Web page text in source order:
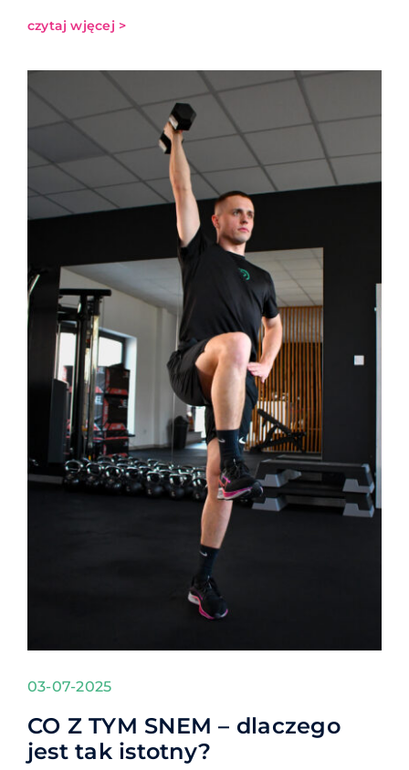
czytaj wjęcej >
03-07-2025
CO Z TYM SNEM – dlaczego
jest tak istotny?